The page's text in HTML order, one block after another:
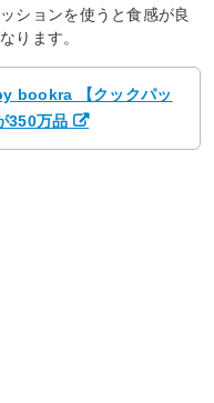
ションを使うと食感が良
ります。
bookra 【クックパッ
350万品